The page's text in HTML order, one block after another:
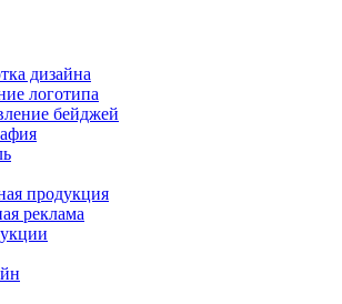
дизайна
логотипа
бейджей
продукция
реклама